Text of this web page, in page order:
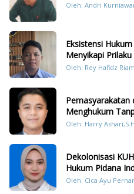
Oleh: Andri
Eksistensi
Menyikapi
Dengan Hukum
Oleh: Rey Hafidz
Pemasyarakatan
Menghukum
Oleh: Harry Ashari,S.H.
Dekolonisasi
Hukum Pidana
Oleh: Cica Ayu